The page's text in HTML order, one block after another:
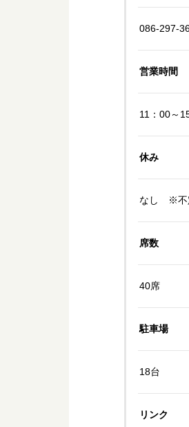
086-297-
営業時間
11：00～
休み
なし ※不
席数
40席
駐車場
18台
リンク